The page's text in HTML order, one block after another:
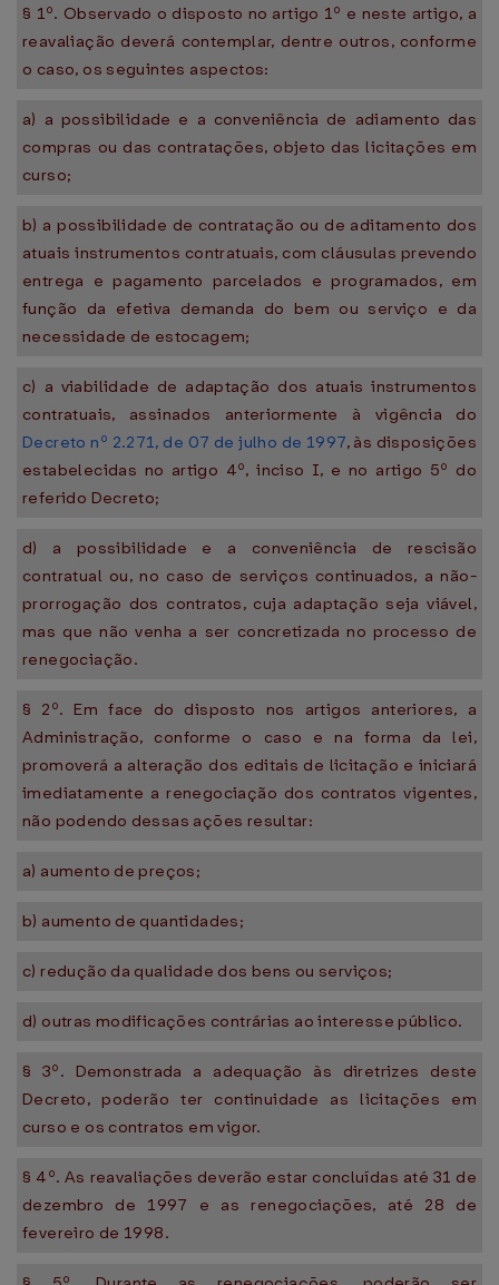
§ 1º. Observado o disposto no artigo 1º e neste artigo, a
reavaliação deverá contemplar, dentre outros, conforme
o caso, os seguintes aspectos:
a) a possibilidade e a conveniência de adiamento das
compras ou das contratações, objeto das licitações em
curso;
b) a possibilidade de contratação ou de aditamento dos
atuais instrumentos contratuais, com cláusulas prevendo
entrega e pagamento parcelados e programados, em
função da efetiva demanda do bem ou serviço e da
necessidade de estocagem;
c) a viabilidade de adaptação dos atuais instrumentos
contratuais, assinados anteriormente à vigência do
Decreto nº 2.271, de 07 de julho de 1997, às disposições
estabelecidas no artigo 4º, inciso I, e no artigo 5º do
referido Decreto;
d) a possibilidade e a conveniência de rescisão
contratual ou, no caso de serviços continuados, a não-
prorrogação dos contratos, cuja adaptação seja viável,
mas que não venha a ser concretizada no processo de
renegociação.
§ 2º. Em face do disposto nos artigos anteriores, a
Administração, conforme o caso e na forma da lei,
promoverá a alteração dos editais de licitação e iniciará
imediatamente a renegociação dos contratos vigentes,
não podendo dessas ações resultar:
a) aumento de preços;
b) aumento de quantidades;
c) redução da qualidade dos bens ou serviços;
d) outras modificações contrárias ao interesse público.
§ 3º. Demonstrada a adequação às diretrizes deste
Decreto, poderão ter continuidade as licitações em
curso e os contratos em vigor.
§ 4º. As reavaliações deverão estar concluídas até 31 de
dezembro de 1997 e as renegociações, até 28 de
fevereiro de 1998.